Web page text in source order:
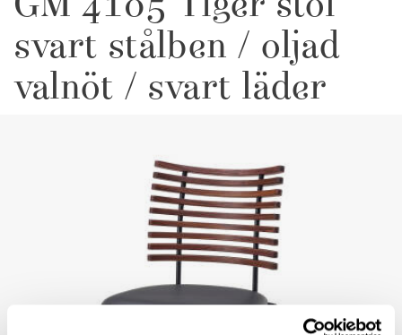
svart stålben / oljad
valnöt / svart läder